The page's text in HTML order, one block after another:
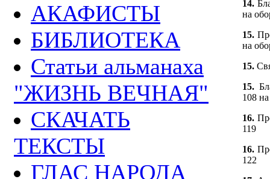
АКАФИСТЫ
БИБЛИОТЕКА
Статьи альманаха
"ЖИЗНЬ ВЕЧНАЯ"
СКАЧАТЬ
ТЕКСТЫ
ГЛАС НАРОДА
14.
на
15.
на
15.
15.
108
16.
119
16.
122